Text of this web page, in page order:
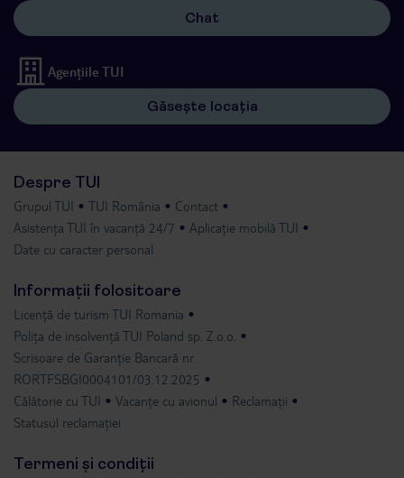
Chat
Agențiile TUI
Găsește locația
Despre TUI
Grupul TUI TUI România
Contact
Asistența TUI în vacanță 24/7
Aplicație mobilă TUI
Date cu caracter personal
Informații folositoare
Licență de turism TUI Romania
Polița de insolvență TUI Poland sp. Z.o.o.
Scrisoare de Garanție Bancară nr.
RORTFSBGI0004101/03.12.2025
Călătorie cu TUI
Vacanțe cu avionul
Reclamații
Statusul reclamației
Termeni și condiții